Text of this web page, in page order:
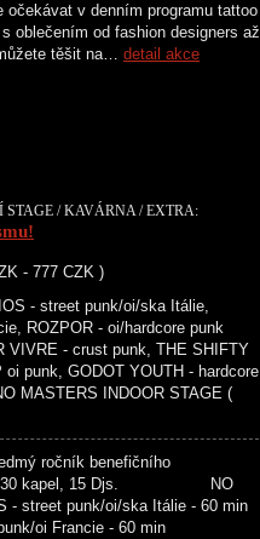
očekávat v denním programu tattoo
oblečením od fashion designers až
těšit na… detail akce
STAGE / KAVÁRNA / EXTRA:
- 777 CZK )
- street punk/oi/ska Itálie,
ROZPOR - oi/hardcore punk
VIVRE - crust punk, THE SHIFTY
punk, GODOT YOUTH - hardcore
MASTERS INDOOR STAGE (
ročník benefičního
scén, 30 kapel, 15 Djs. NO
street punk/oi/ska Itálie - 60 min
punk/oi Francie - 60 min